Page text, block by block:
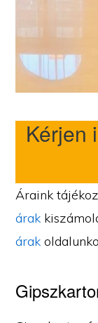
Kérjen
Áraink
árak
árak